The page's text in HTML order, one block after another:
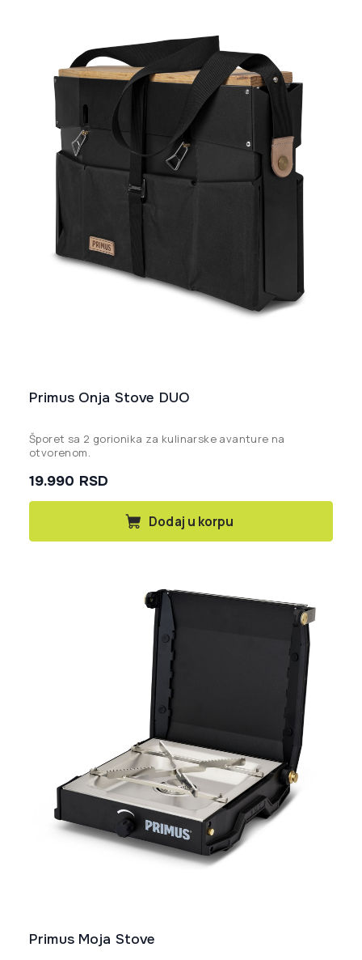
Primus Onja Stove DUO
19.990 RSD
Šporet sa 2 gorionika za kulinarske avanture na
otvorenom.
Dodaj u korpu
Primus Moja Stove